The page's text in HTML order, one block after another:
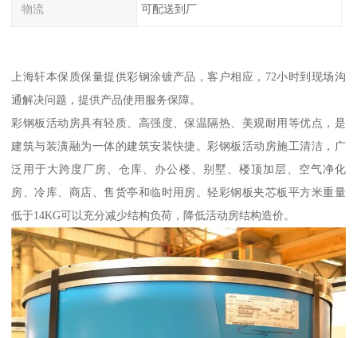
物流 可配送到厂
上海轩本保质保量提供彩钢涂镀产品，客户相应，72小时到现场沟
通解决问题，提供产品使用服务保障。
彩钢板活动房具有轻质、高强度、保温隔热、美观耐用等优点，是
建筑与装潢融为一体的建筑安装快捷。彩钢板活动房施工清洁，广
泛用于大跨度厂房、仓库、办公楼、别墅、楼顶加层、空气净化
房、冷库、商店、售货亭和临时用房。轻彩钢板夹芯板平方米重量
低于14KG可以充分减少结构负荷，降低活动房结构造价。